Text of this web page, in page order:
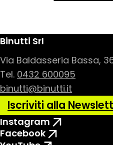
Binutti Srl
Via Baldasseria Bassa,
Tel. 0432 600095
binutti@binutti.it
Iscriviti alla
Instagram
Facebook